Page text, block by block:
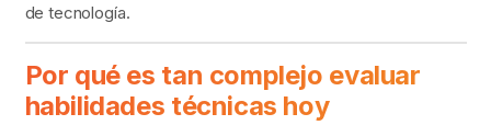
de tecnología.
Por qué es tan complejo evaluar
habilidades técnicas hoy